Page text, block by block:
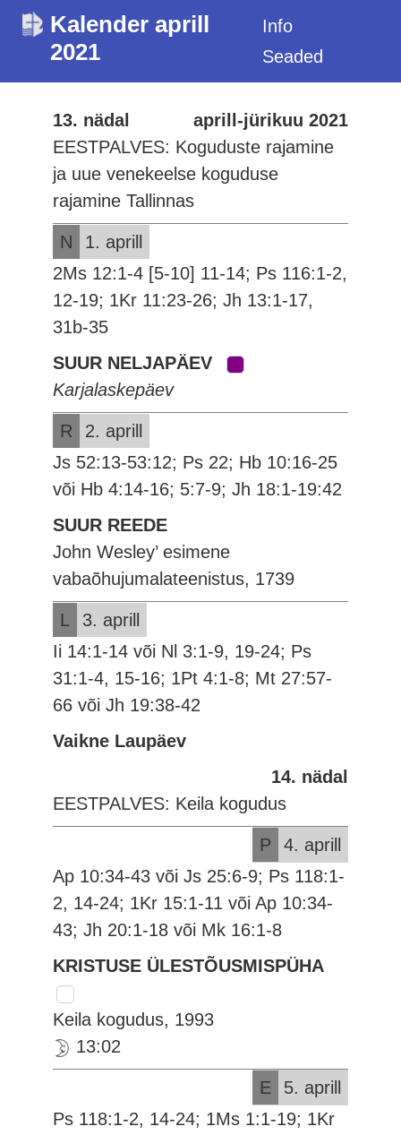
Kalender aprill
2021
Info
Seaded
13. nädal
aprill-jürikuu 2021
EESTPALVES: Koguduste rajamine
ja uue venekeelse koguduse
rajamine Tallinnas
N
1. aprill
2Ms 12:1-4 [5-10] 11-14; Ps 116:1-2,
12-19; 1Kr 11:23-26; Jh 13:1-17,
31b-35
SUUR NELJAPÄEV
Karjalaskepäev
R
2. aprill
Js 52:13-53:12; Ps 22; Hb 10:16-25
või Hb 4:14-16; 5:7-9; Jh 18:1-19:42
SUUR REEDE
John Wesley’ esimene
vabaõhujumalateenistus, 1739
L
3. aprill
Ii 14:1-14 või Nl 3:1-9, 19-24; Ps
31:1-4, 15-16; 1Pt 4:1-8; Mt 27:57-
66 või Jh 19:38-42
Vaikne Laupäev
14. nädal
EESTPALVES: Keila kogudus
P
4. aprill
Ap 10:34-43 või Js 25:6-9; Ps 118:1-
2, 14-24; 1Kr 15:1-11 või Ap 10:34-
43; Jh 20:1-18 või Mk 16:1-8
KRISTUSE ÜLESTÕUSMISPÜHA
Keila kogudus, 1993
13:02
E
5. aprill
Ps 118:1-2, 14-24; 1Ms 1:1-19; 1Kr